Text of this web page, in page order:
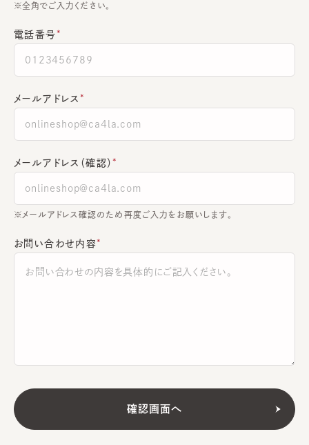
全角でご入力ください。
電話番号
メールアドレス
メールアドレス（確認）
※メールアドレス確認のため再度ご入力をお願いします。
お問い合わせ内容